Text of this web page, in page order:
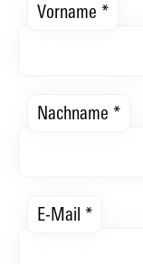
Vorname *
Nachname *
E-Mail *